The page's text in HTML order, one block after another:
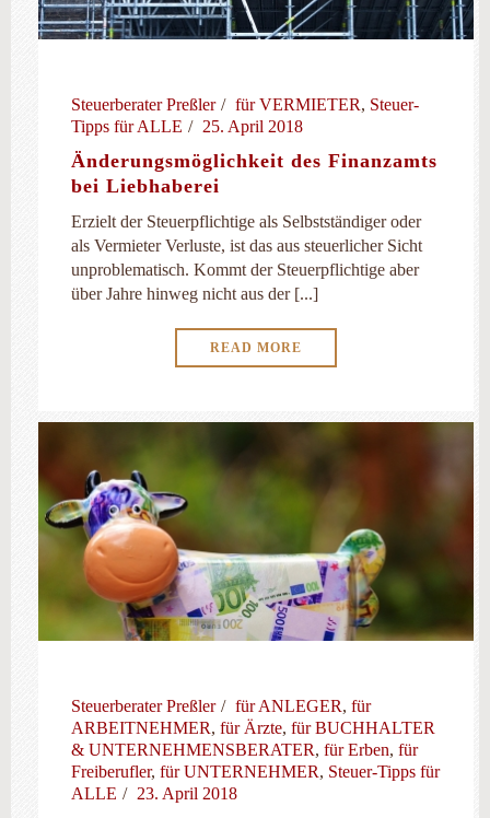
Steuerberater Preßler für VERMIETER, Steuer-
Tipps für ALLE
25. April 2018
Änderungsmöglichkeit des Finanzamts
bei Liebhaberei
Erzielt der Steuerpflichtige als Selbstständiger oder
als Vermieter Verluste, ist das aus steuerlicher Sicht
unproblematisch. Kommt der Steuerpflichtige aber
über Jahre hinweg nicht aus der [...]
READ MORE
Steuerberater Preßler für ANLEGER, für
ARBEITNEHMER, für Ärzte, für BUCHHALTER
& UNTERNEHMENSBERATER, für Erben, für
Freiberufler, für UNTERNEHMER, Steuer-Tipps für
ALLE
23. April 2018